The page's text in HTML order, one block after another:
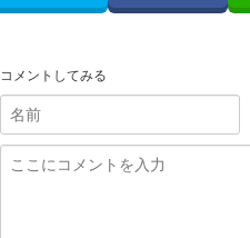
コメントしてみる